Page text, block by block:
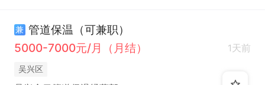
兼 管道保温（可兼职）
5000-7000元/月（月结）
1天前
吴兴区